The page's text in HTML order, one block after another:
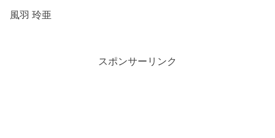
風羽 玲亜
スポンサーリンク